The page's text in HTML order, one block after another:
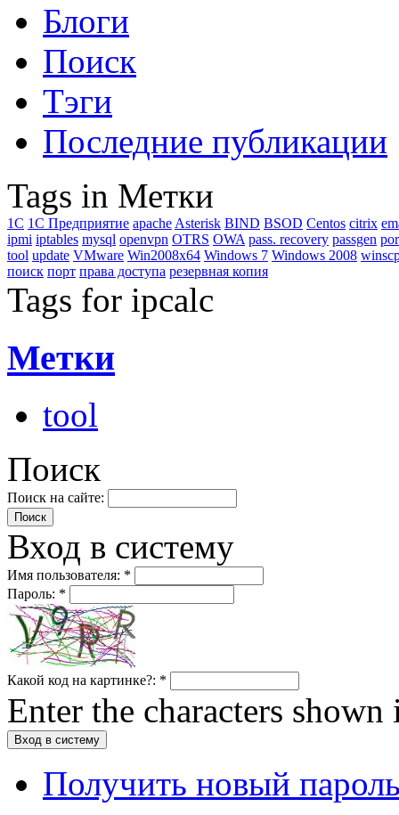
Блоги
Поиск
Тэги
Последние публикации
Tags in Метки
1C 1С Предприятие apache Asterisk BIND BSOD Centos citrix
ipmi iptables mysql openvpn OTRS OWA pass. recovery passgen
tool update VMware Win2008x64 Windows 7 Windows 2008
поиск порт права доступа резервная копия
Tags for ipcalc
Метки
tool
Поиск
Поиск на сайте:
Вход в систему
Имя пользователя: *
Пароль: *
Какой код на картинке?: *
Enter the characters shown
Получить новый